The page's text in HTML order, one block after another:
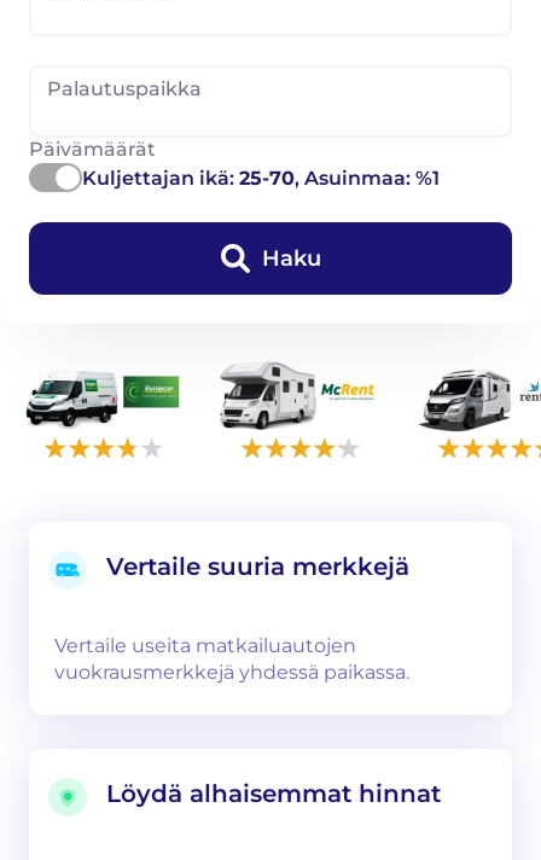
Palautuspaikka
Päivämäärät
Kuljettajan ikä: 25-70, Asuinmaa: %1
Haku
Vertaile suuria merkkejä
Vertaile useita matkailuautojen
vuokrausmerkkejä yhdessä paikassa.
Löydä alhaisemmat hinnat